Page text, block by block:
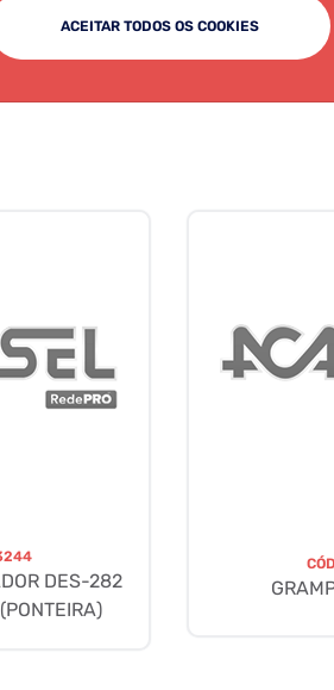
ACEITAR TODOS OS COOKIES
DES-282